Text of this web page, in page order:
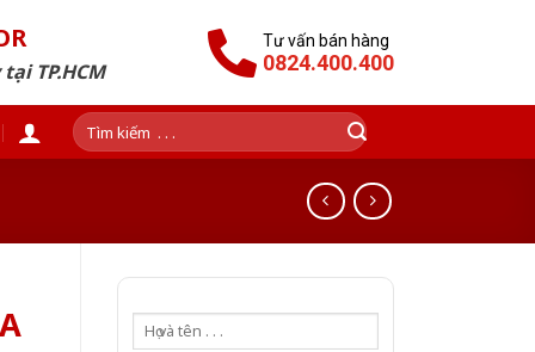
TP.HCM
Tư vấn bán hàng
0824.400.400
Tìm
kiếm: